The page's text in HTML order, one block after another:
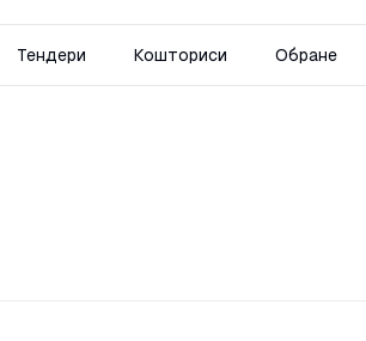
Тендери Кошториси Обране